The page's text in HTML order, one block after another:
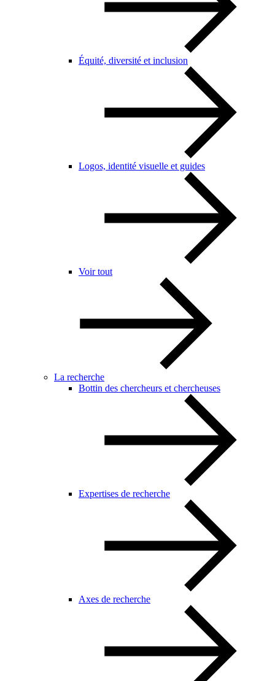
Équité, diversité et inclusion
Logos, identité visuelle et guides
Voir tout
La recherche
Bottin des chercheurs et chercheuses
Expertises de recherche
Axes de recherche